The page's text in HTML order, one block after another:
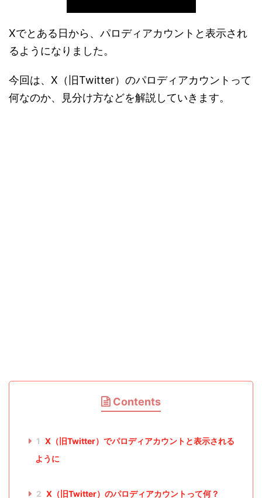
Xでとある日から、パロディアカウントと表示され
るようになりました。
今回は、X（旧Twitter）のパロディアカウントって
何なのか、見分け方などを解説していきます。
Contents
1 X（旧Twitter）でパロディアカウントと表示される
ように
2 X（旧Twitter）のパロディアカウントって何？